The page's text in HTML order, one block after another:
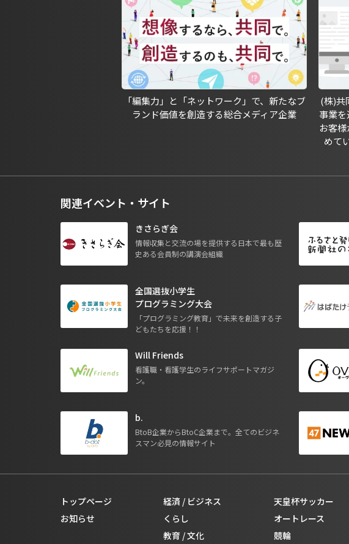
「編集力」と「ネットワーク」で、新たなブ
ランド価値を創造する総合メディア企業
(株)共
事業を
お客
めて
関連イベント・サイト
きさらぎ会
情報収集と交流の場を提供する日本で最も歴
史ある会員制の講演会組織
全国選抜小学生
プログラミング大会
「プログラミング教育」で未来を創造する子
どもたちを応援！！
Will Friends
看護職・看護学生のライフサポートマガジ
ン。
b.
BtoB企業からBtoC企業まで。全てのビジネ
スマン必見の情報サイト
トップページ
お知らせ
経済 / ビジネス
くらし
教育 / 文化
天皇杯サッカー
オートレース
競輪